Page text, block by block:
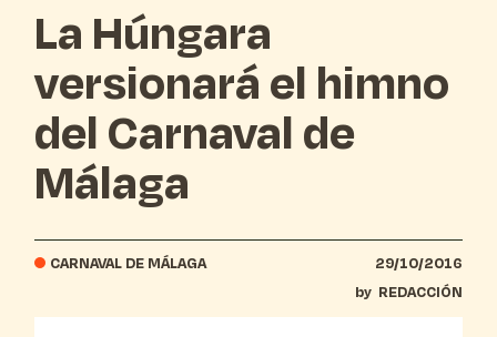
La Húngara
versionará el himno
del Carnaval de
Málaga
CARNAVAL DE MÁLAGA
29/10/2016
by REDACCIÓN